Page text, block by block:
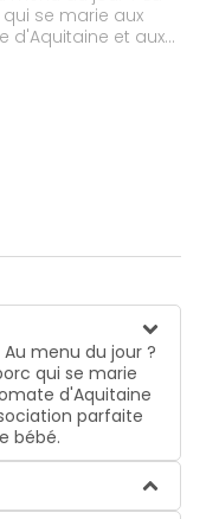
se marie aux
d'Aquitaine et aux
parfaite pour
menu du jour ?
qui se marie
d'Aquitaine
parfaite
bébé.